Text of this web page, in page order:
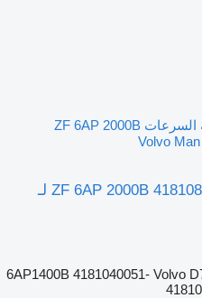
علبة السرعات ZF 6AP 2000B
علبة السرعات ZF 6AP 2000B 4181080302 6AP1400B لـ
6AP1400B 4181040051- Volvo